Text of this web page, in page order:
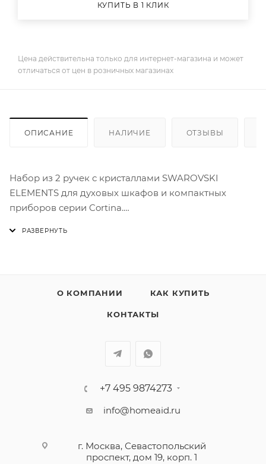
КУПИТЬ В 1 КЛИК
Цена действительна только для интернет-магазина и может
отличаться от цен в розничных магазинах
ОПИСАНИЕ НАЛИЧИЕ ОТЗЫВЫ
Набор из 2 ручек с кристаллами SWAROVSKI
ELEMENTS для духовых шкафов и компактных
приборов серии Cortina.
О КОМПАНИИ КАК КУПИТЬ
КОНТАКТЫ
+7 495 9874273
info@homeaid.ru
г. Москва, Севастопольский
проспект, дом 19, корп. 1